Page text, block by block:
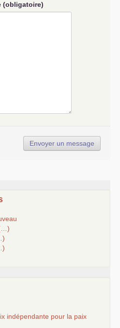
(obligatoire)
indépendante pour la paix